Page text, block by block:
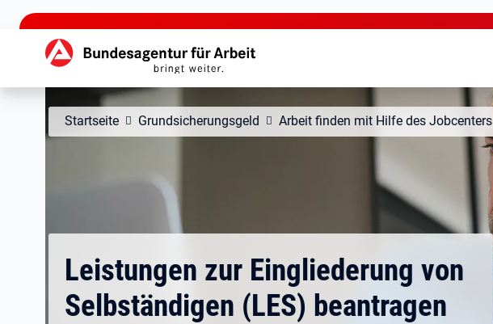
zu den Hauptinhalten springen
Hauptnavigation
Startseite Grundsicherungsgeld Arbeit finden mit Hilfe des Jobcenters
Leistungen zur Eingliederung von
Selbständigen (LES) beantragen